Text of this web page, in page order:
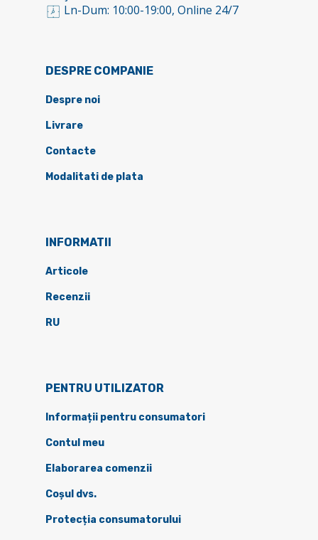
Ln-Dum: 10:00-19:00, Online 24/7
DESPRE COMPANIE
Despre noi
Livrare
Contacte
Modalitati de plata
INFORMATII
Articole
Recenzii
RU
PENTRU UTILIZATOR
Informații pentru consumatori
Contul meu
Elaborarea comenzii
Coșul dvs.
Protecția consumatorului